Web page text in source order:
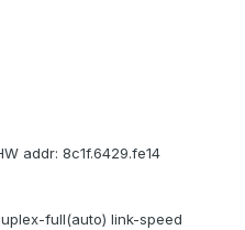
addr: 8c1f.6429.fe14
full(auto) link-speed